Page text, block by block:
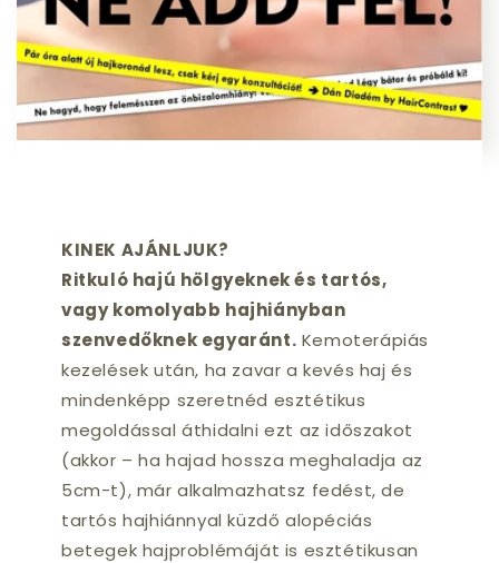
KINEK AJÁNLJUK?
Ritkuló hajú hölgyeknek és tartós,
vagy komolyabb hajhiányban
szenvedőknek egyaránt. Kemoterápiás
kezelések után, ha zavar a kevés haj és
mindenképp szeretnéd esztétikus
megoldással áthidalni ezt az időszakot
(akkor – ha hajad hossza meghaladja az
5cm-t), már alkalmazhatsz fedést, de
tartós hajhiánnyal küzdő alopéciás
betegek hajproblémáját is esztétikusan